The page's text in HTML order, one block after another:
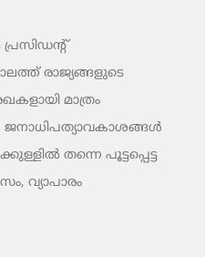
രാജ്യങ്ങളുടെ
മാത്രം
ജനാധിപത്യാവകാശങ്ങൾ
തന്നെ പൂട്ടപ്പെട്ട
വ്യാപാരം